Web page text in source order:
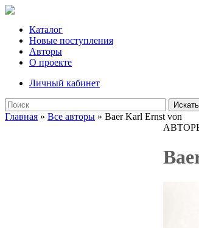
Каталог
Новые поступления
Авторы
О проекте
Личный кабинет
Искать
Главная » Все авторы » Baer Karl Ernst von